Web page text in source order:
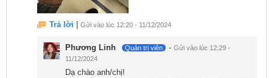
Trả lời Gửi vào lúc 12:20 - 11/12/2024
Phương Linh Quản trị viên - Gửi vào lúc 12:29 -
11/12/2024
Dạ chào anh/chị!